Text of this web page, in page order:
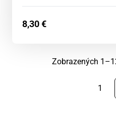
8,30€
Zobrazených
1